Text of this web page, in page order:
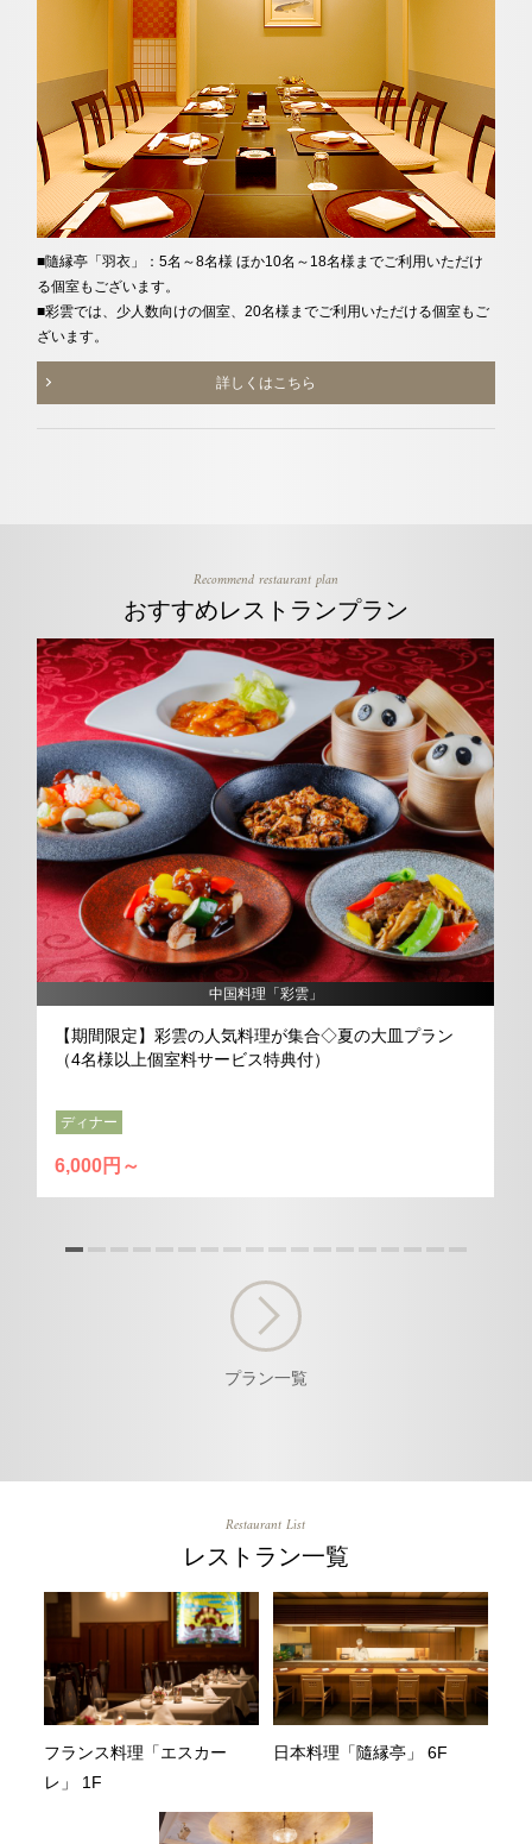
■隨縁亭「羽衣」：5名～8名様 ほか10名～18名様までご利用いただけ
る個室もございます。
■彩雲では、少人数向けの個室、20名様までご利用いただける個室もご
ざいます。
詳しくはこちら
Recommend restaurant plan
おすすめレストランプラン
中国料理「彩雲」
【期間限定】彩雲の人気料理が集合◇夏の大皿プラン
（4名様以上個室料サービス特典付）
ディナー
6,000円～
プラン一覧
Restaurant List
レストラン一覧
フランス料理「エスカー
レ」 1F
日本料理「隨縁亭」 6F